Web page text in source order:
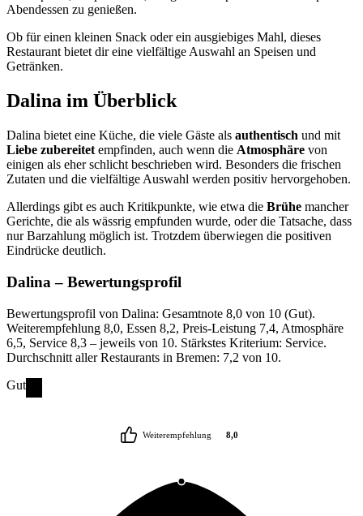
Abendessen zu genießen.
Ob für einen kleinen Snack oder ein ausgiebiges Mahl, dieses
Restaurant bietet dir eine vielfältige Auswahl an Speisen und
Getränken.
Dalina im Überblick
Dalina bietet eine Küche, die viele Gäste als authentisch und mit
Liebe zubereitet empfinden, auch wenn die Atmosphäre von
einigen als eher schlicht beschrieben wird. Besonders die frischen
Zutaten und die vielfältige Auswahl werden positiv hervorgehoben.
Allerdings gibt es auch Kritikpunkte, wie etwa die Brühe mancher
Gerichte, die als wässrig empfunden wurde, oder die Tatsache, dass
nur Barzahlung möglich ist. Trotzdem überwiegen die positiven
Eindrücke deutlich.
Dalina – Bewertungsprofil
Bewertungsprofil von Dalina: Gesamtnote 8,0 von 10 (Gut).
Weiterempfehlung 8,0, Essen 8,2, Preis-Leistung 7,4, Atmosphäre
6,5, Service 8,3 – jeweils von 10. Stärkstes Kriterium: Service.
Durchschnitt aller Restaurants in Bremen: 7,2 von 10.
Gut
Weiterempfehlung 8,0